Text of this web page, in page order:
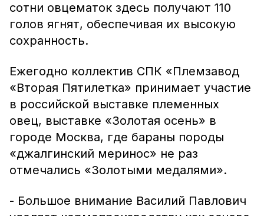
сотни овцематок здесь получают 110
голов ягнят, обеспечивая их высокую
сохранность.
Ежегодно коллектив СПК «Племзавод
«Вторая Пятилетка» принимает участие
в российской выставке племенных
овец, выставке «Золотая осень» в
городе Москва, где бараны породы
«джалгинский меринос» не раз
отмечались «Золотыми медалями».
- Большое внимание Василий Павлович